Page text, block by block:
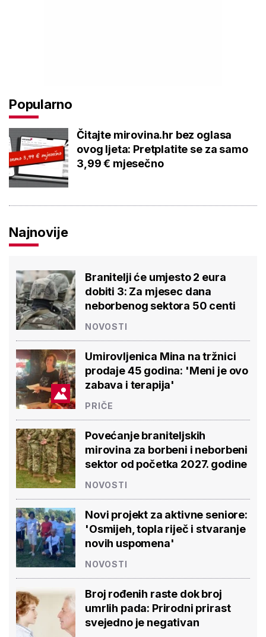
Popularno
Čitajte mirovina.hr bez oglasa
ovog ljeta: Pretplatite se za samo
3,99 € mjesečno
Najnovije
Branitelji će umjesto 2 eura
dobiti 3: Za mjesec dana
neborbenog sektora 50 centi
NOVOSTI
Umirovljenica Mina na tržnici
prodaje 45 godina: 'Meni je ovo
zabava i terapija'
PRIČE
Povećanje braniteljskih
mirovina za borbeni i neborbeni
sektor od početka 2027. godine
NOVOSTI
Novi projekt za aktivne seniore:
'Osmijeh, topla riječ i stvaranje
novih uspomena'
NOVOSTI
Broj rođenih raste dok broj
umrlih pada: Prirodni prirast
svejedno je negativan